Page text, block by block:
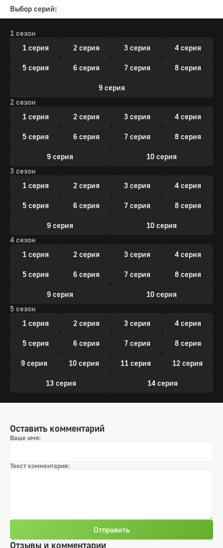
Выбор серий:
1 сезон
1 серия
2 серия 3 серия 4 серия
5 серия 6 серия 7 серия 8 серия
9 серия
2 сезон
1 серия
2 серия 3 серия 4 серия
5 серия 6 серия 7 серия 8 серия
9 серия
10 серия
3 сезон
1 серия
2 серия 3 серия 4 серия
5 серия 6 серия 7 серия 8 серия
9 серия
10 серия
4 сезон
1 серия
2 серия 3 серия 4 серия
5 серия 6 серия 7 серия 8 серия
9 серия
10 серия
5 сезон
1 серия
2 серия 3 серия 4 серия
5 серия 6 серия 7 серия 8 серия
9 серия 10 серия 11 серия 12 серия
13 серия 14 серия
Отзывы и комментарии
Оставить комментарий
Ваше имя:
Текст комментария:
Отправить